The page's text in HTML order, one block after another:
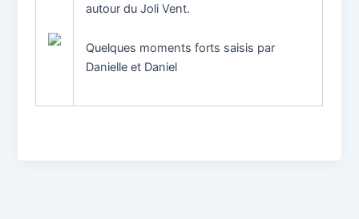
autour du Joli Vent.
Quelques moments forts saisis par
Danielle et Daniel